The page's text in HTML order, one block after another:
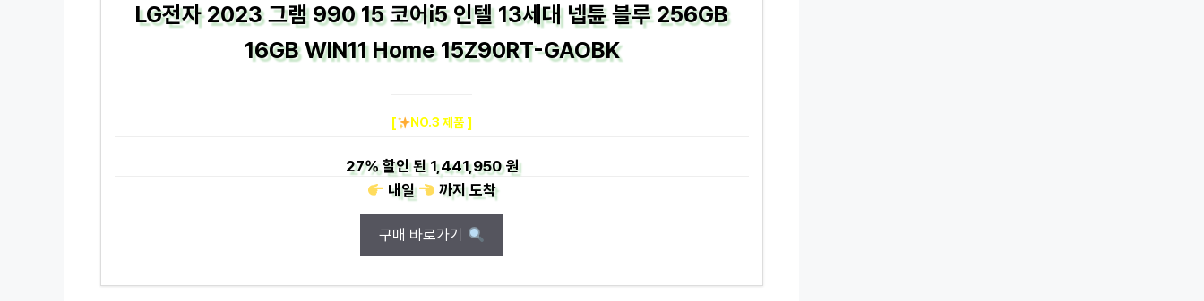
LG전자 2023 그램 990 15 코어i5 인텔 13세대 넵튠 블루 256GB
16GB WIN11 Home 15Z90RT-GAOBK
[ NO.3 제품 ]
27%할인 된1,441,950 원
내일
까지도착
구매 바로가기